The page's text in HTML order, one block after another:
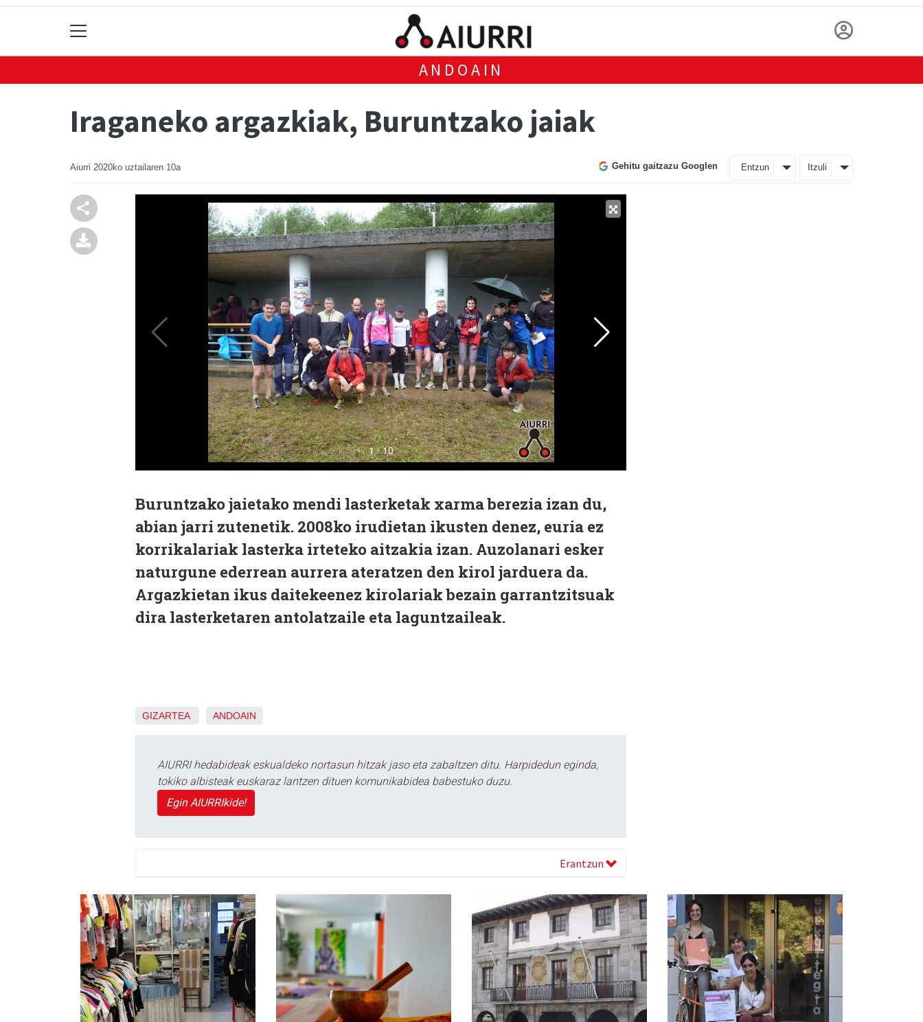
ANDOAIN
Iraganeko argazkiak, Buruntzako jaiak
Aiurri 2020ko uztailaren 10a Gehitu gaitzazu Googlen Entzun Itzuli
Buruntzako jaietako mendi lasterketak xarma berezia izan du,
abian jarri zutenetik. 2008ko irudietan ikusten denez, euria ez
korrikalariak lasterka irteteko aitzakia izan. Auzolanari esker
naturgune ederrean aurrera ateratzen den kirol jarduera da.
Argazkietan ikus daitekeenez kirolariak bezain garrantzitsuak
dira lasterketaren antolatzaile eta laguntzaileak.
GIZARTEA ANDOAIN
AIURRI hedabideak eskualdeko nortasun hitzak jaso eta zabaltzen ditu. Harpidedun eginda,
tokiko albisteak euskaraz lantzen dituen komunikabidea babestuko duzu.
Egin AIURRIkide!
Erantzun